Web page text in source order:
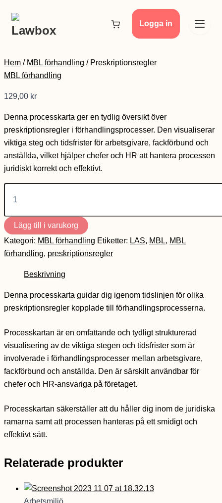
Dokument
Logga in
innehåll
Hem / MBL förhandling / Preskriptionsregler
MBL förhandling
129,00 kr
Denna processkarta ger en tydlig översikt över
preskriptionsregler i förhandlingsprocesser. Den visualiserar
viktiga steg och tidsfrister för arbetsgivare, fackförbund och
anställda, vilket hjälper chefer och HR att hantera processen
juridiskt korrekt och effektivt.
mängd
Lägg till i varukorg
Kategori: MBL förhandling Etiketter: LAS, MBL, MBL
förhandling, preskriptionsregler
Beskrivning
Denna processkarta guidar dig igenom tidslinjen för olika
preskriptionsregler kopplade till förhandlingsprocesserna.
Processkartan är en omfattande och tydligt strukturerad
visualisering av de viktiga stegen och tidsfrister som är
involverade i förhandlingsprocesser mellan arbetsgivare,
fackförbund och anställda. Den är särskilt användbar för
chefer och HR-ansvariga på företaget.
Processkartan säkerställer att du håller dig inom de juridiska
ramarna samt att processen hanteras på ett smidigt och
effektivt sätt.
Relaterade produkter
Arbetsmiljö